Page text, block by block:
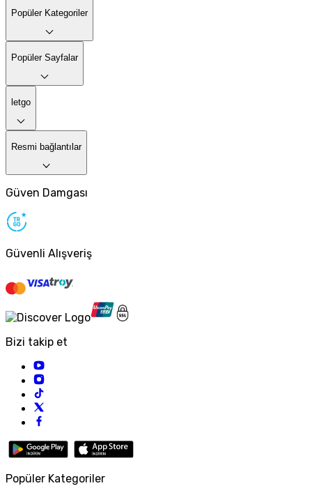
Popüler Kategoriler
Popüler Sayfalar
letgo
Resmi bağlantılar
Güven Damgası
Güvenli Alışveriş
Bizi takip et
Popüler Kategoriler